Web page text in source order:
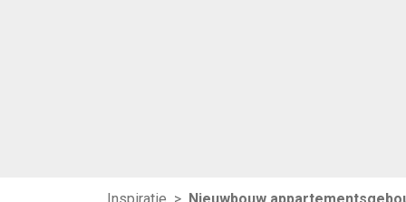
Inspiratie > Nieuwbouw